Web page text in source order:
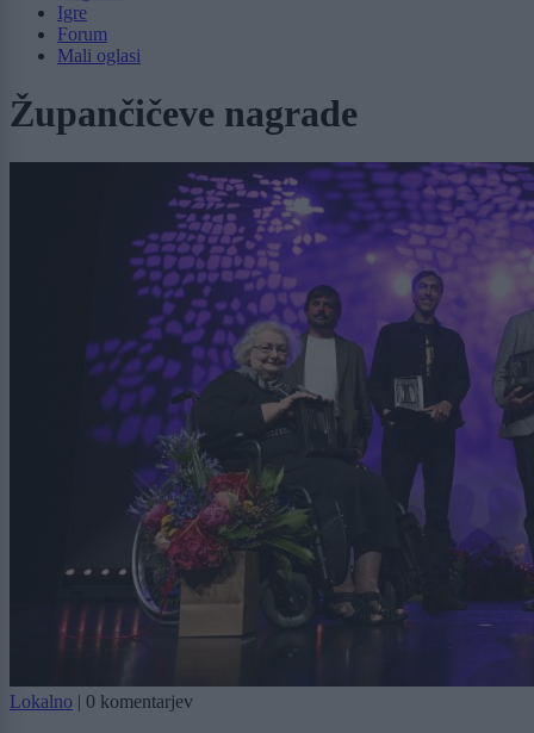
Igre
Forum
Mali oglasi
Župančičeve nagrade
Lokalno | 0 komentarjev